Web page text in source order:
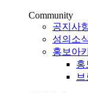
Community
공지사
성의소
홍보아
홍